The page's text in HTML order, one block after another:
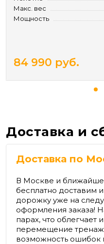
Макс. вес
Мощность
84 990 руб.
Доставка и
Доставка по
В Москве и
бесплатно доставим
дорожку уже на
оформления заказа!
парах, что облегчает
перемещение
возможность ошибок